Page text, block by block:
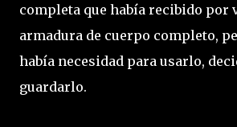
completa que había recibido por
armadura de cuerpo completo,
había necesidad para usarlo,
guardarlo.